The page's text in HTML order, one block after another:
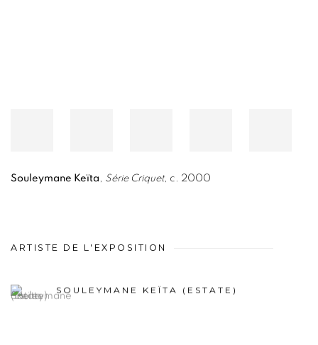
Souleymane Keïta Série Criquet, c. 2000
ARTISTE DE L'EXPOSITION
SOULEYMANE KEÏTA (ESTATE)